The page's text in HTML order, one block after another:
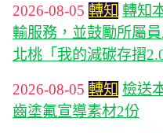
2026-08-05 轉知 轉知
輸服務，並鼓勵所屬
北桃「我的減碳存摺
2026-08-05 轉知 檢送
齒塗氟宣導素材2份